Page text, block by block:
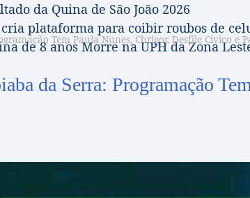
da Quina de São João 2026
plataforma para coibir roubos de
de 8 anos Morre na UPH da Zona
Tem Paula Nunes, Chrigor, Desfile Cívico e
da Serra: Programação